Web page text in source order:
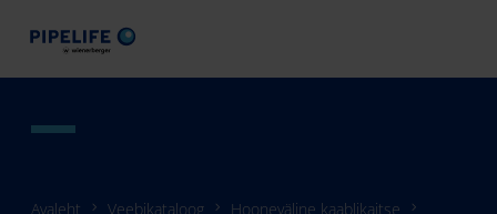
Avaleht Veebikataloog
Hooneväline kaablikaitse